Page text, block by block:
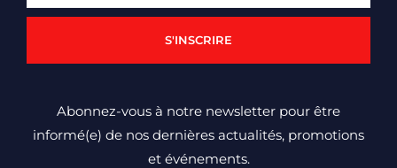
S'INSCRIRE
Abonnez-vous à notre newsletter pour être
informé(e) de nos dernières actualités, promotions
et événements.